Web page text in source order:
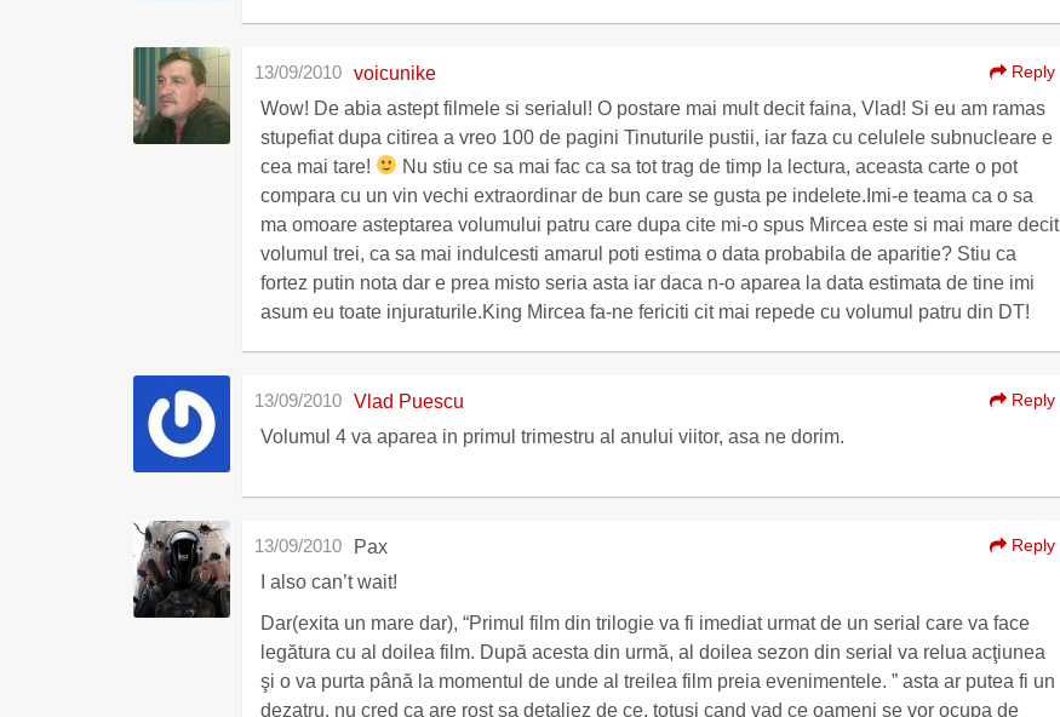
voicunike
13/09/2010 Reply
Wow! De abia astept filmele si serialul! O postare mai mult decit faina, Vlad! Si eu am ramas
stupefiat dupa citirea a vreo 100 de pagini Tinuturile pustii, iar faza cu celulele subnucleare e
cea mai tare!
Nu stiu ce sa mai fac ca sa tot trag de timp la lectura, aceasta carte o pot
compara cu un vin vechi extraordinar de bun care se gusta pe indelete.Imi-e teama ca o sa
ma omoare asteptarea volumului patru care dupa cite mi-o spus Mircea este si mai mare decit
volumul trei, ca sa mai indulcesti amarul poti estima o data probabila de aparitie? Stiu ca
fortez putin nota dar e prea misto seria asta iar daca n-o aparea la data estimata de tine imi
asum eu toate injuraturile.King Mircea fa-ne fericiti cit mai repede cu volumul patru din DT!
Vlad Puescu
13/09/2010 Reply
Volumul 4 va aparea in primul trimestru al anului viitor, asa ne dorim.
Pax
13/09/2010 Reply
I also can’t wait!
Dar(exita un mare dar), “Primul film din trilogie va fi imediat urmat de un serial care va face
legătura cu al doilea film. După acesta din urmă, al doilea sezon din serial va relua acţiunea
şi o va purta până la momentul de unde al treilea film preia evenimentele. ” asta ar putea fi un
dezatru, nu cred ca are rost sa detaliez de ce, totusi cand vad ce oameni se vor ocupa de